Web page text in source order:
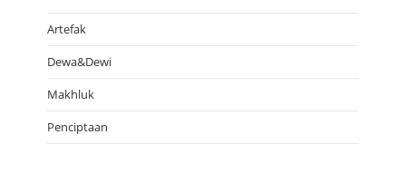
Artefak
Dewa&Dewi
Makhluk
Penciptaan